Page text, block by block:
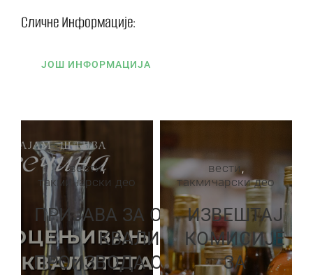
Сличне Информације:
ЈОШ ИНФОРМАЦИЈА
вести,
такмичарски део
ПРИЈАВА ЗА ОЦЕЊИВАЊЕ
КВАЛИТЕТА
ПРОИЗВОДА ОЦЕЊИВАЊЕ
вести,
такмичарски део
ИЗВЕШТАЈ
КОМИСИЈЕ
ЗА